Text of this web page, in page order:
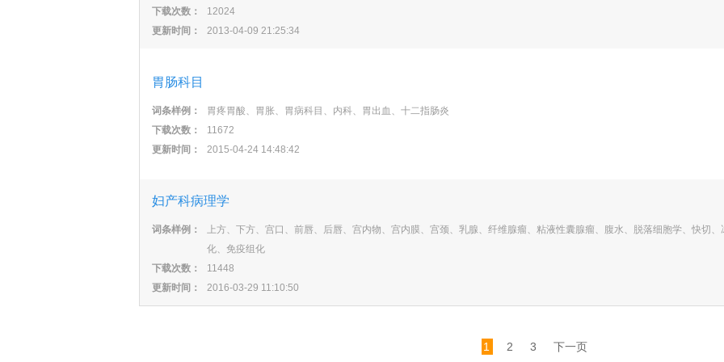
下载次数：
12024
更新时间：
2013-04-09 21:25:34
胃肠科目
词条样例：
胃疼胃酸、胃胀、胃病科目、内科、胃出血、十二指肠炎
下载次数：
11672
更新时间：
2015-04-24 14:48:42
妇产科病理学
词条样例：
上方、下方、宫口、前唇、后唇、宫内物、宫内膜、宫颈、乳腺、纤维腺瘤、粘液性囊腺瘤、腹水、脱落细胞学、快切、
化、免疫组化
下载次数：
11448
更新时间：
2016-03-29 11:10:50
1 2 3 下一页